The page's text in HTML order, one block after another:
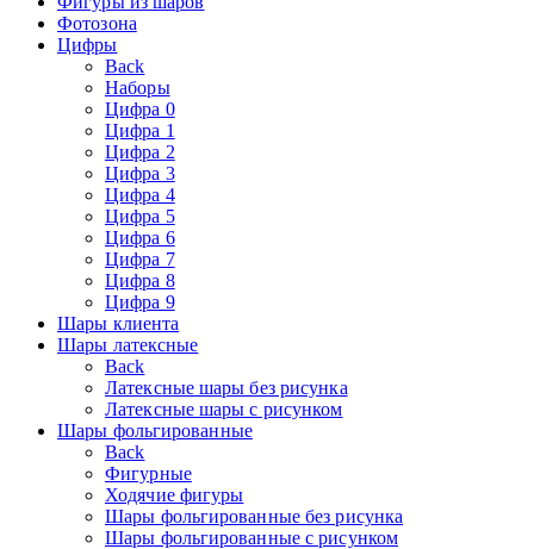
Фотозона
Цифры
Back
Наборы
Цифра 0
Цифра 1
Цифра 2
Цифра 3
Цифра 4
Цифра 5
Цифра 6
Цифра 7
Цифра 8
Цифра 9
Шары клиента
Шары латексные
Back
Латексные шары без рисунка
Латексные шары с рисунком
Шары фольгированные
Back
Фигурные
Ходячие фигуры
Шары фольгированные без рисунка
Шары фольгированные с рисунком